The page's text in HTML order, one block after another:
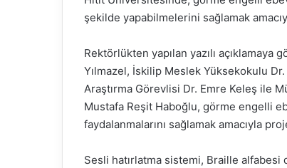
şekilde yapabilmelerini sağlamak
Rektörlükten yapılan yazılı
Yılmazel, İskilip Meslek Yüksekokulu
Araştırma Görevlisi Dr. Emre Keleş ile
Mustafa Reşit Haboğlu, görme engelli
faydalanmalarını sağlamak amacıyla
Sesli hatırlatma sistemi, Braille